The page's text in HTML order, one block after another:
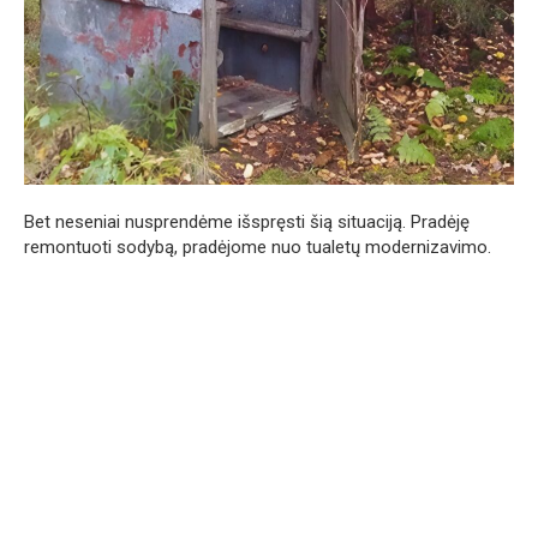
Bet neseniai nusprendėme išspręsti šią situaciją. Pradėję
remontuoti sodybą, pradėjome nuo tualetų modernizavimo.